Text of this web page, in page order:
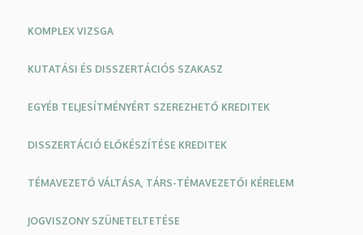
Iskola
KOMPLEX VIZSGA
KUTATÁSI ÉS DISSZERTÁCIÓS SZAKASZ
EGYÉB TELJESÍTMÉNYÉRT SZEREZHETŐ KREDITEK
DISSZERTÁCIÓ ELŐKÉSZÍTÉSE KREDITEK
TÉMAVEZETŐ VÁLTÁSA, TÁRS-TÉMAVEZETŐI KÉRELEM
JOGVISZONY SZÜNETELTETÉSE